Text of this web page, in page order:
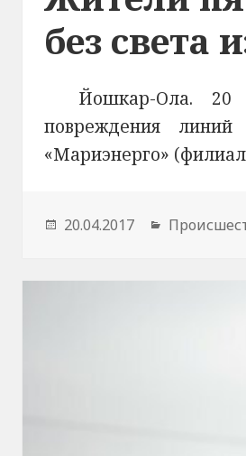
без света
Йошкар-Ола. 20
повреждения
«Мариэнерго»
Опубликовано
20.04.2017 Рубрики